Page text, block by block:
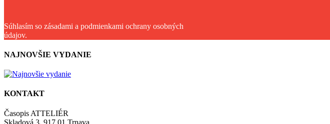
Súhlasím so zásadami a podmienkami ochrany osobných
údajov.
NAJNOVŠIE VYDANIE
KONTAKT
Časopis ATTELIÉR
Skladová 3, 917 01 Trnava